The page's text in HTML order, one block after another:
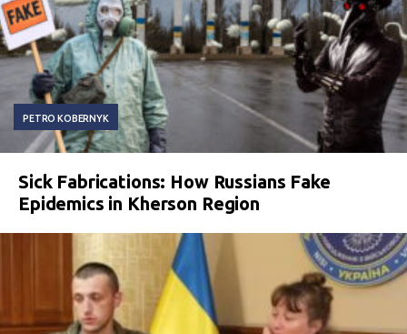
PETRO KOBERNYK
Sick Fabrications: How Russians Fake
Epidemics in Kherson Region